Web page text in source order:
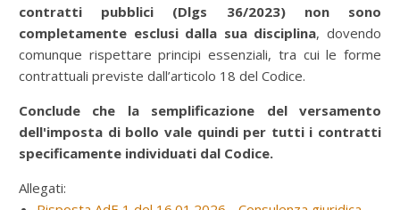
contratti pubblici (Dlgs 36/2023) non sono
completamente esclusi dalla sua disciplina, dovendo
comunque rispettare principi essenziali, tra cui le forme
contrattuali previste dall’articolo 18 del Codice.
Conclude che la semplificazione del versamento
dell'imposta di bollo vale quindi per tutti i contratti
specificamente individuati dal Codice.
Allegati: